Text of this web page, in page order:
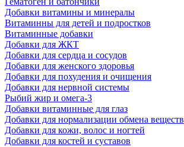
Добавки витамины и минералы
Витаминны для детей и подростков
Витаминные добавки
Добавки для ЖКТ
Добавки для сердца и сосудов
Добавки для женского здоровья
Добавки для похудения и очищения
Добавки для нервной системы
Рыбий жир и омега-3
Добавки витаминные для глаз
Добавки для нормализации обмена веществ
Добавки для кожи, волос и ногтей
Добавки для костей и суставов